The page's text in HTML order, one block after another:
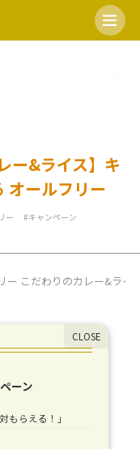
ー&ライス】キ
ールフリー
ー #キャンペーン
リー こだわりのカレー&ラ
ーン
もらえる！」